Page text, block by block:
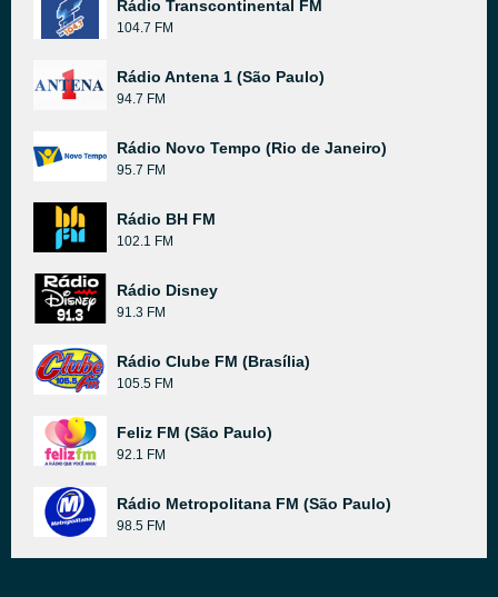
Rádio Transcontinental FM
104.7 FM
Rádio Antena 1 (São Paulo)
94.7 FM
Rádio Novo Tempo (Rio de Janeiro)
95.7 FM
Rádio BH FM
102.1 FM
Rádio Disney
91.3 FM
Rádio Clube FM (Brasília)
105.5 FM
Feliz FM (São Paulo)
92.1 FM
Rádio Metropolitana FM (São Paulo)
98.5 FM